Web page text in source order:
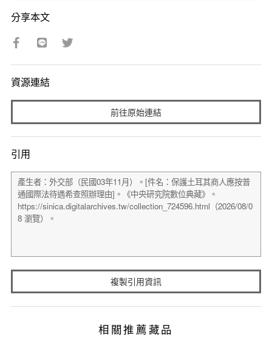
分享本文
資源連結
前往原始連結
引用
複製引用資訊
相關推薦藏品